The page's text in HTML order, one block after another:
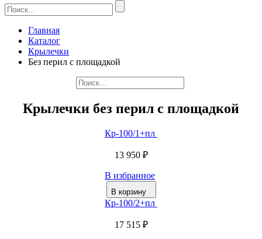
Главная
Каталог
Крылечки
Без перил с площадкой
Крылечки без перил с площадкой
Кр-100/1+пл
13 950 ₽
В избранное
В корзину
Кр-100/2+пл
17 515 ₽